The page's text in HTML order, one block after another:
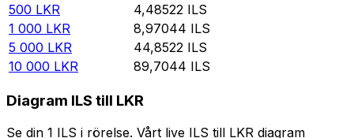
500 LKR 4,48522 ILS
1 000 LKR 8,97044 ILS
5 000 LKR 44,8522 ILS
10 000 LKR 89,7044 ILS
Diagram ILS till LKR
Se din 1 ILS i rörelse. Vårt live ILS till LKR diagram